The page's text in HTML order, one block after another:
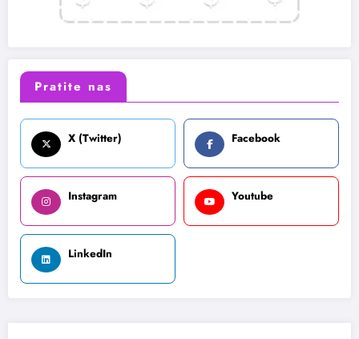
Pratite nas
X (Twitter) Facebook
Instagram Youtube
LinkedIn